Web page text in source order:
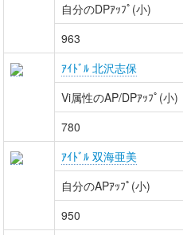
自分のDPｱｯﾌﾟ(小)
963
ｱｲﾄﾞﾙ 北沢志保
Vi属性のAP/DPｱｯﾌﾟ(小)
780
ｱｲﾄﾞﾙ 双海亜美
自分のAPｱｯﾌﾟ(小)
950